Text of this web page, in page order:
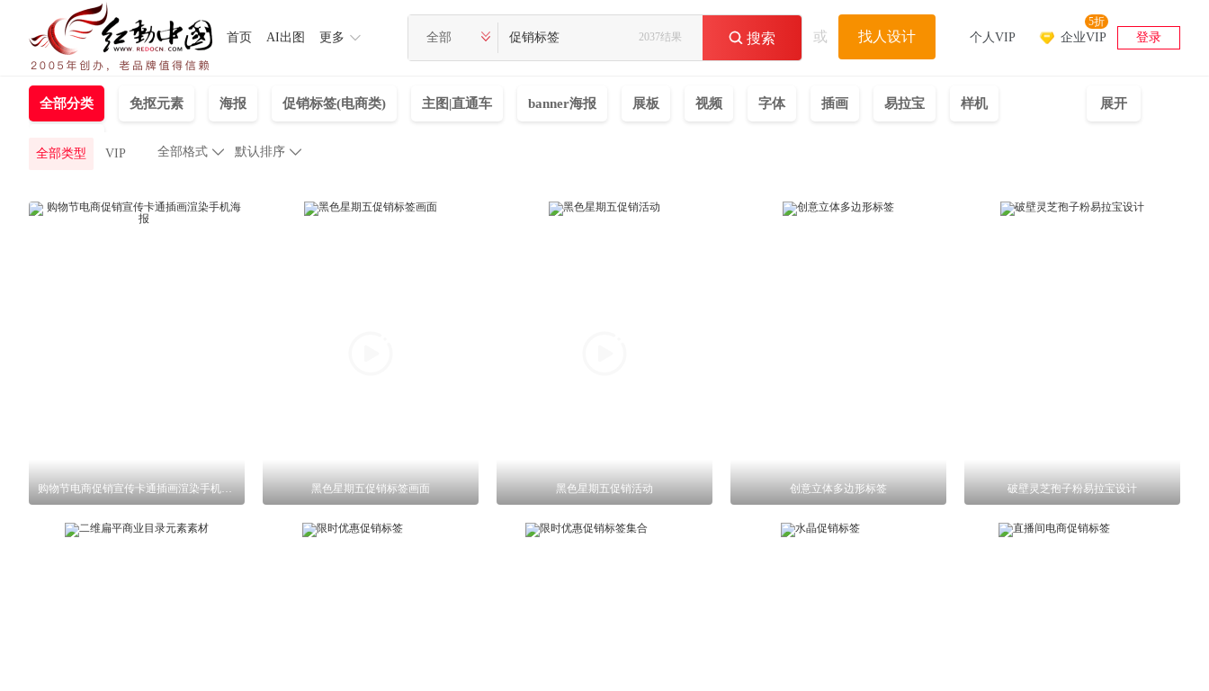
首页 AI出图 更多 全部  搜索
2037结果 或 找人设计 个人VIP 企业VIP
5折
登录
全部分类 免抠元素 海报 促销标签(电商类) 主图|直通车 banner海报 展板 视频 字体 插画 易拉宝 样机 展开
全部类型 VIP 
全部格式 默认排序 
购物节电商促销宣传卡通插画渲染手机海报 黑色星期五促销标签画面 黑色星期五促销活动 创意立体多边形标签 破壁灵芝孢子粉易拉宝设计